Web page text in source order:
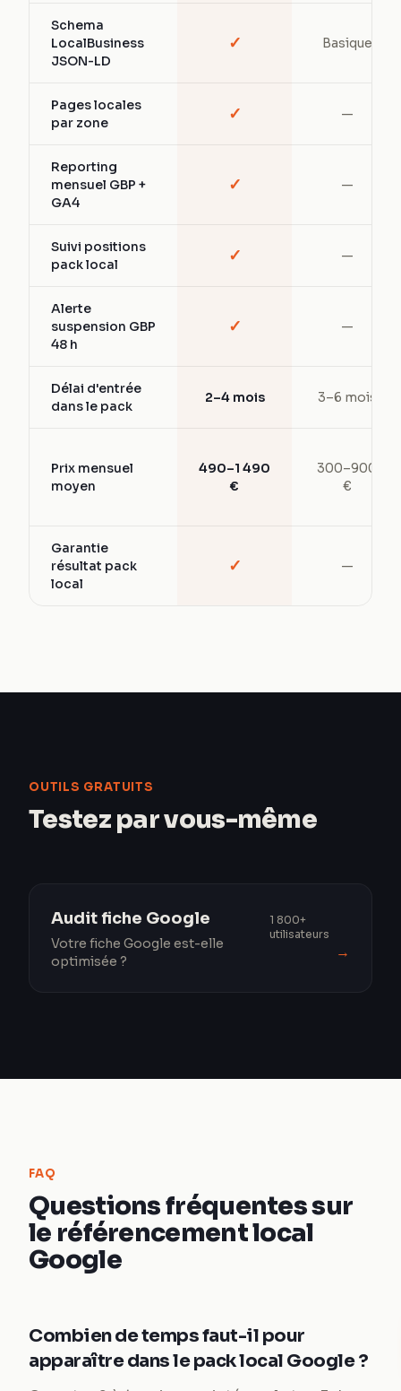
Schema
LocalBusiness
JSON-LD
✓ Basique
Pages locales
par zone
✓ —
Reporting
mensuel GBP +
GA4
✓ —
Suivi positions
pack local
✓ —
Alerte
suspension GBP
48 h
✓ —
Délai d'entrée
dans le pack
2–4 mois 3–6 mois
Prix mensuel
moyen
490–1 490
€
300–900
€
Garantie
résultat pack
local
✓ —
OUTILS GRATUITS
Testez par vous-même
Audit fiche Google
Votre fiche Google est-elle
optimisée ?
1 800+
utilisateurs
→
FAQ
Questions fréquentes sur
le référencement local
Google
Combien de temps faut-il pour
apparaître dans le pack local Google ?